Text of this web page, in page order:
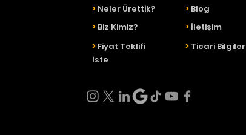
> Neler Ürettik?
> Biz Kimiz?
> Fiyat Teklifi
İste
> Blog
> İletişim
> Ticari Bilgiler